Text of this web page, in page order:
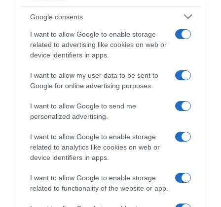
Google consents
I want to allow Google to enable storage
related to advertising like cookies on web or
device identifiers in apps.
I want to allow my user data to be sent to
Google for online advertising purposes.
I want to allow Google to send me
personalized advertising.
I want to allow Google to enable storage
related to analytics like cookies on web or
device identifiers in apps.
I want to allow Google to enable storage
related to functionality of the website or app.
05.04.2022 - 15:37
ΑΘΛΗΤΙΚΑ